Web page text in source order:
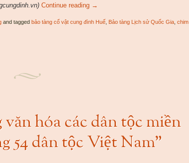
Continue reading →
and tagged bảo tàng cổ vật cung đình Huế, Bảo tàng Lịch sử Quốc Gia, chim
hóa các dân tộc miền
54 dân tộc Việt Nam”